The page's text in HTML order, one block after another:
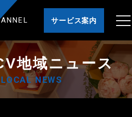
サービス案内
地域ニュース
LOCAL NEWS